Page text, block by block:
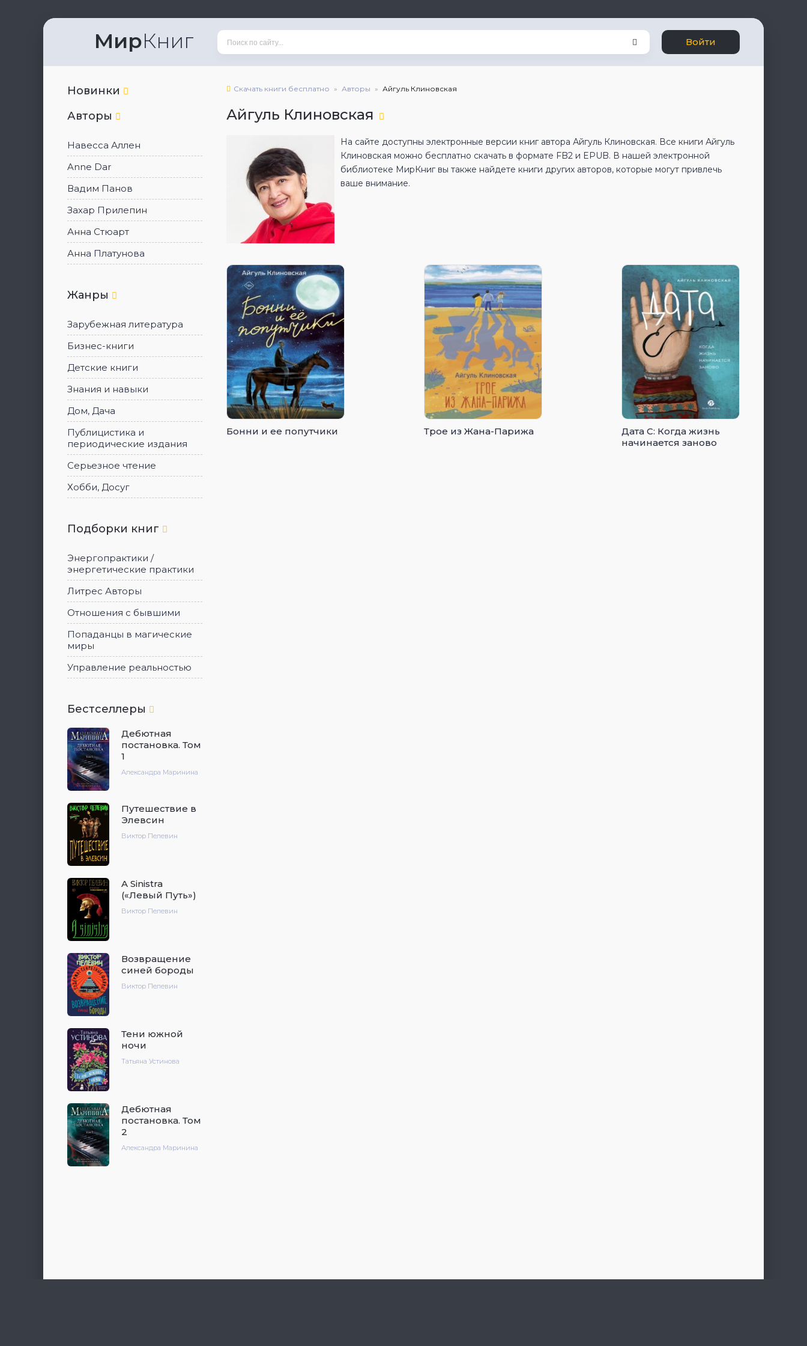
МирКниг Войти
Новинки
Авторы
Навесса Аллен
Anne Dar
Вадим Панов
Захар Прилепин
Анна Стюарт
Анна Платунова
Жанры
Зарубежная литература
Бизнес-книги
Детские книги
Знания и навыки
Дом, Дача
Публицистика и
периодические издания
Серьезное чтение
Хобби, Досуг
Подборки книг
Энергопрактики /
энергетические практики
Литрес Авторы
Отношения с бывшими
Попаданцы в магические
миры
Управление реальностью
Бестселлеры
Дебютная
постановка. Том
1
Александра Маринина
Путешествие в
Элевсин
Виктор Пелевин
A Sinistra
(«Левый Путь»)
Виктор Пелевин
Возвращение
синей бороды
Виктор Пелевин
Тени южной
ночи
Татьяна Устинова
Дебютная
постановка. Том
2
Александра Маринина
Скачать книги бесплатно Авторы Айгуль Клиновская
Айгуль Клиновская
На сайте доступны электронные версии книг автора Айгуль Клиновская. Все книги Айгуль
Клиновская можно бесплатно скачать в формате FB2 и EPUB. В нашей электронной
библиотеке МирКниг вы также найдете книги других авторов, которые могут привлечь
ваше внимание.
Бонни и ее попутчики Трое из Жана-Парижа
Дата С: Когда жизнь
начинается заново